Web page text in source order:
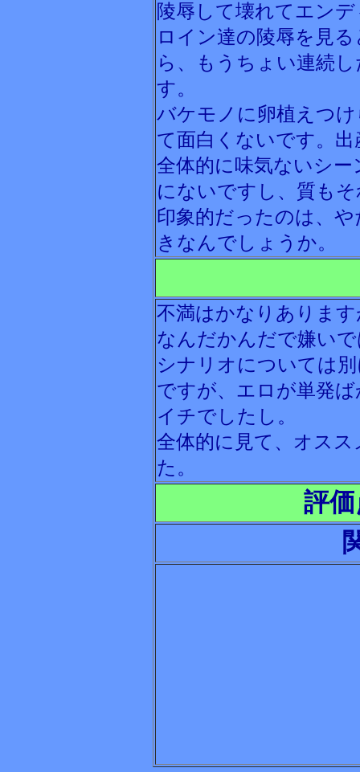
陵辱して壊れてエン
ロイン達の陵辱を見
ら、もうちょい連続
す。
バケモノに卵植えつ
て面白くないです。
全体的に味気ないシ
にないですし、質も
印象的だったのは、
きなんでしょうか。
不満はかなりありま
なんだかんだで嫌い
シナリオについては
ですが、エロが単発
イチでしたし。
全体的に見て、オス
た。
評